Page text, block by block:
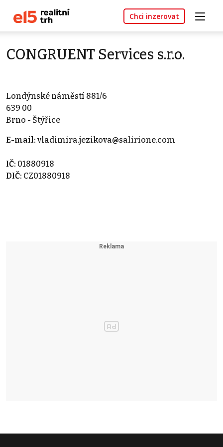
Chci inzerovat
CONGRUENT Services s.r.o.
Londýnské náměstí 881/6
639 00
Brno - Štýřice
E-mail: vladimira.jezikova@salirione.com
IČ: 01880918
DIČ: CZ01880918